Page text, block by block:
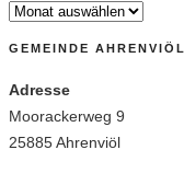
GEMEINDE AHRENVIÖL
Adresse
Moorackerweg 9
25885 Ahrenviöl